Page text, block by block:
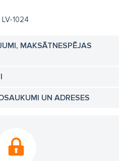
1024
MAKSĀTNESPĒJAS
UN ADRESES